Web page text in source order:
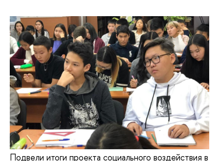
Подвели итоги проекта социального воздействия в